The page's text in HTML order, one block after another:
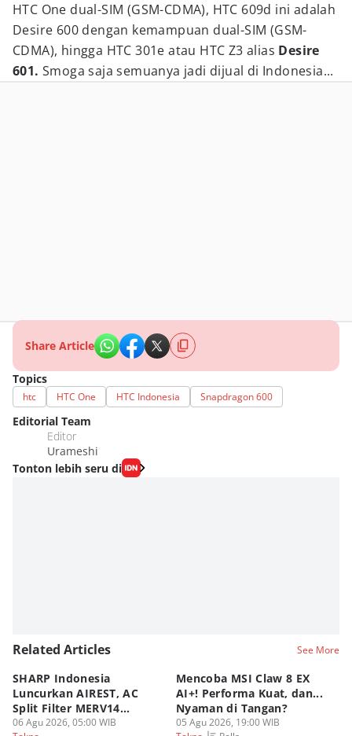
HTC One dual-SIM (GSM-CDMA), HTC 609d ini adalah
Desire 600 dengan kemampuan dual-SIM (GSM-
CDMA), hingga HTC 301e atau HTC Z3 alias Desire
601. Smoga saja semuanya jadi dijual di Indonesia...
Share Article
Topics
htc HTC One HTC Indonesia Snapdragon 600
Editorial Team
Editor
Urameshi
Tonton lebih seru di
Related Articles See More
SHARP Indonesia
Luncurkan AIREST, AC
Split Filter MERV14
Perdana!
06 Agu 2026, 05:00 WIB
Mencoba MSI Claw 8 EX
AI+! Performa Kuat, dan...
Nyaman di Tangan?
05 Agu 2026, 19:00 WIB